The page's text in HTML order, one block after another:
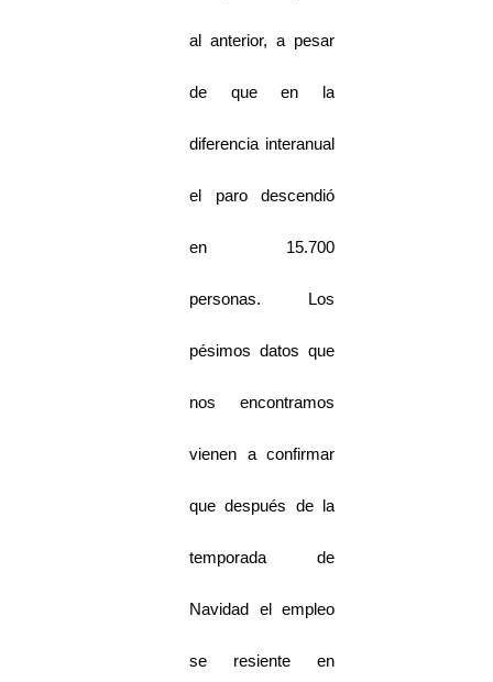
al anterior, a pesar
de que en la
diferencia interanual
el paro descendió
en 15.700
personas. Los
pésimos datos que
nos encontramos
vienen a confirmar
que después de la
temporada de
Navidad el empleo
se resiente en